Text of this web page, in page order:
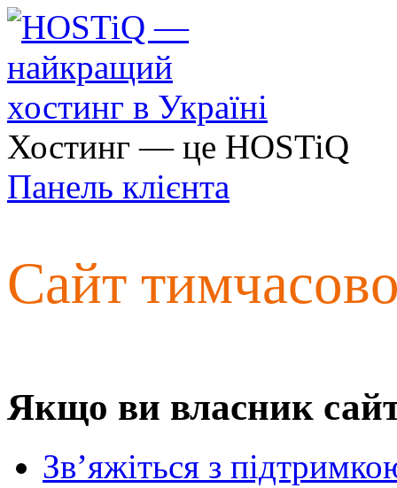
Хостинг — це HOSTiQ
Панель клієнта
Сайт
Якщо ви власник
Зв’яжіться з